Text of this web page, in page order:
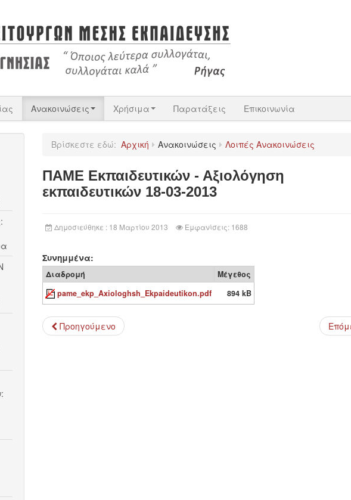
Ανακοινώσεις Χρήσιμα Παρατάξεις Επικοινωνία
Βρίσκεστε εδώ: Αρχική Ανακοινώσεις Λοιπές Ανακοινώσεις
ΠΑΜΕ Εκπαιδευτικών - Αξιολόγηση
εκπαιδευτικών 18-03-2013
Δημοσιεύθηκε : 18 Μαρτίου 2013 Εμφανίσεις: 1688
Συνημμένα:
Διαδρομή
Μέγεθος
pame_ekp_Axiologhsh_Ekpaideutikon.pdf
894 kB
Προηγούμενο